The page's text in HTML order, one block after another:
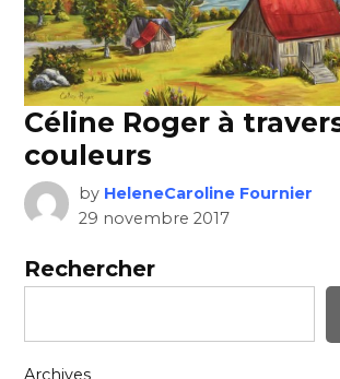
Céline Roger à
couleurs
by HeleneCaroline Fournier
29 novembre 2017
Rechercher
Archives